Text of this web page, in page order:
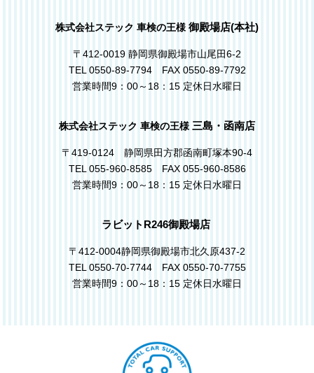
株式会社ステック 車検の王様 御殿場店(本社)
〒412-0019 静岡県御殿場市山尾田6-2
TEL 0550-89-7794 FAX 0550-89-7792
営業時間9：00～18：15 定休日水曜日
株式会社ステック 車検の王様 三島・函南店
〒419-0124 静岡県田方郡函南町塚本90-4
TEL 055-960-8585 FAX 055-960-8586
営業時間9：00～18：15 定休日水曜日
ラビットR246御殿場店
〒412-0004静岡県御殿場市北久原437-2
TEL 0550-70-7744 FAX 0550-70-7755
営業時間9：00～18：15 定休日水曜日